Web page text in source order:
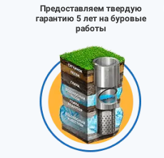
Предоставляем твердую
гарантию 5 лет на буровые
работы